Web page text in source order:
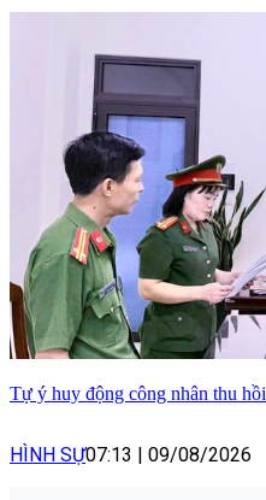
Tự ý huy động công nhân thu
HÌNH SỰ07:13 09/08/2026